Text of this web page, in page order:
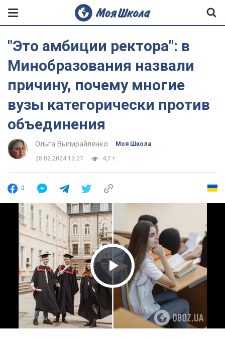
"Это амбиции ректора": в
Минобразования назвали
причину, почему многие
вузы категорически против
объединения
Ольга Выпирайленко Моя Школа
28.02.2024 13:27 4,7 т.
0
Play Video